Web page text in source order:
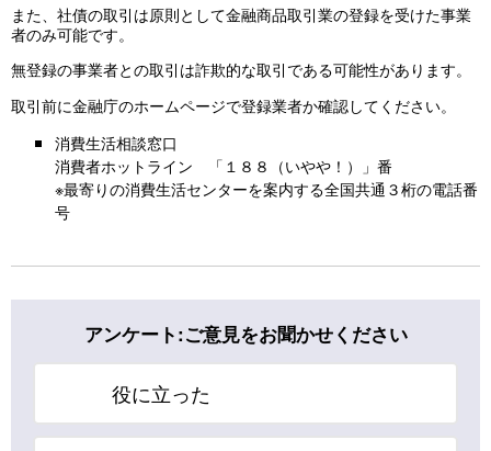
また、社債の取引は原則として金融商品取引業の登録を受けた事業
者のみ可能です。
無登録の事業者との取引は詐欺的な取引である可能性があります。
取引前に金融庁のホームページで登録業者か確認してください。
消費生活相談窓口
消費者ホットライン 「１８８（いやや！）」番
※最寄りの消費生活センターを案内する全国共通３桁の電話番
号
アンケート:ご意見をお聞かせください
役に立った